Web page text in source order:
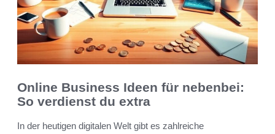
Online Business Ideen für nebenbei:
So verdienst du extra
In der heutigen digitalen Welt gibt es zahlreiche